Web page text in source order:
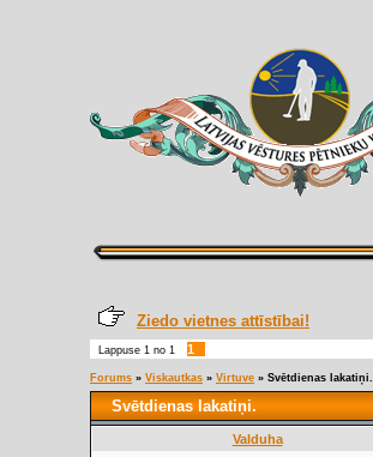
Ziedo vietnes attīstībai!
Lappuse 1 no 1 1
Forums » Viskautkas » Virtuve » Svētdienas lakatiņi.
Svētdienas lakatiņi.
Valduha